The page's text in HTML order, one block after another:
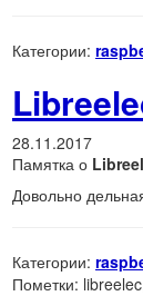
Категории:
28.11.2017
Памятка о
Довольно
Категории:
Пометки: